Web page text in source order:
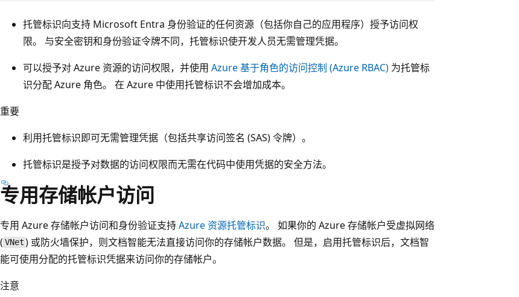
托管标识向支持 Microsoft Entra 身份验证的任何资源（包括你自己的应用程序）授予访问权
限。 与安全密钥和身份验证令牌不同，托管标识使开发人员无需管理凭据。
可以授予对 Azure 资源的访问权限，并使用 Azure 基于角色的访问控制 (Azure RBAC) 为托管标
识分配 Azure 角色。 在 Azure 中使用托管标识不会增加成本。
重要
利用托管标识即可无需管理凭据（包括共享访问签名 (SAS) 令牌）。
托管标识是授予对数据的访问权限而无需在代码中使用凭据的安全方法。
专用存储帐户访问
专用 Azure 存储帐户访问和身份验证支持Azure 资源托管标识。 如果你的 Azure 存储帐户受虚拟网络
( VNet ) 或防火墙保护，则文档智能无法直接访问你的存储帐户数据。 但是，启用托管标识后，文档智
能可使用分配的托管标识凭据来访问你的存储帐户。
注意